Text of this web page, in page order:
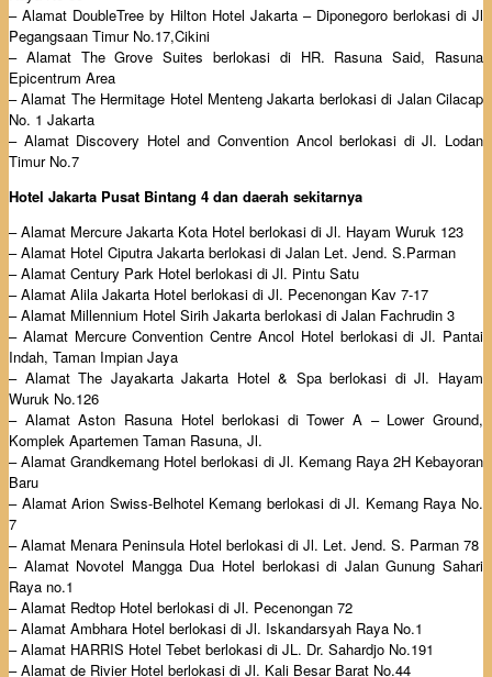
– Alamat DoubleTree by Hilton Hotel Jakarta – Diponegoro berlokasi di Jl
Pegangsaan Timur No.17,Cikini
– Alamat The Grove Suites berlokasi di HR. Rasuna Said, Rasuna
Epicentrum Area
– Alamat The Hermitage Hotel Menteng Jakarta berlokasi di Jalan Cilacap
No. 1 Jakarta
– Alamat Discovery Hotel and Convention Ancol berlokasi di Jl. Lodan
Timur No.7
Hotel Jakarta Pusat Bintang 4 dan daerah sekitarnya
– Alamat Mercure Jakarta Kota Hotel berlokasi di Jl. Hayam Wuruk 123
– Alamat Hotel Ciputra Jakarta berlokasi di Jalan Let. Jend. S.Parman
– Alamat Century Park Hotel berlokasi di Jl. Pintu Satu
– Alamat Alila Jakarta Hotel berlokasi di Jl. Pecenongan Kav 7-17
– Alamat Millennium Hotel Sirih Jakarta berlokasi di Jalan Fachrudin 3
– Alamat Mercure Convention Centre Ancol Hotel berlokasi di Jl. Pantai
Indah, Taman Impian Jaya
– Alamat The Jayakarta Jakarta Hotel & Spa berlokasi di Jl. Hayam
Wuruk No.126
– Alamat Aston Rasuna Hotel berlokasi di Tower A – Lower Ground,
Komplek Apartemen Taman Rasuna, Jl.
– Alamat Grandkemang Hotel berlokasi di Jl. Kemang Raya 2H Kebayoran
Baru
– Alamat Arion Swiss-Belhotel Kemang berlokasi di Jl. Kemang Raya No.
7
– Alamat Menara Peninsula Hotel berlokasi di Jl. Let. Jend. S. Parman 78
– Alamat Novotel Mangga Dua Hotel berlokasi di Jalan Gunung Sahari
Raya no.1
– Alamat Redtop Hotel berlokasi di Jl. Pecenongan 72
– Alamat Ambhara Hotel berlokasi di Jl. Iskandarsyah Raya No.1
– Alamat HARRIS Hotel Tebet berlokasi di JL. Dr. Sahardjo No.191
– Alamat de Rivier Hotel berlokasi di Jl. Kali Besar Barat No.44